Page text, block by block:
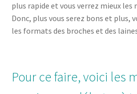
plus rapide et vous verrez mieux
Donc, plus vous serez bons et plus,
les formats des broches et des
Pour ce faire, voici les